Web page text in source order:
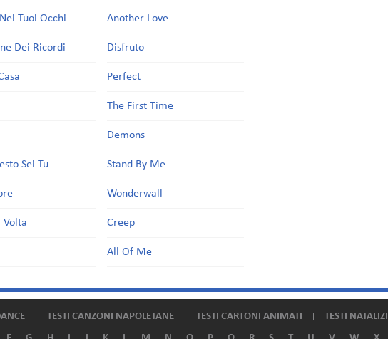
Tuoi Occhi
Dei Ricordi
Sei Tu
Volta
Another Love
Disfruto
Perfect
The First Time
Demons
Stand By Me
Wonderwall
Creep
All Of Me
TESTI CANZONI NAPOLETANE TESTI CARTONI ANIMATI TESTI NATALIZI